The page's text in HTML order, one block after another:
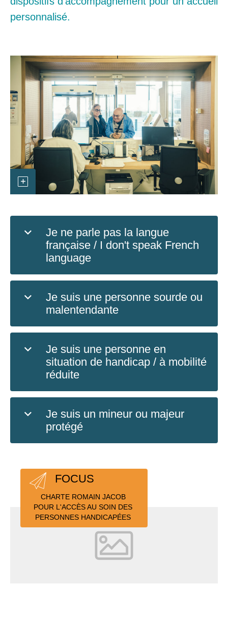
personnalisé.
Je ne parle pas la langue
française / I don't speak French
language
Je suis une personne sourde ou
malentendante
Je suis une personne en
situation de handicap / à mobilité
réduite
Je suis un mineur ou majeur
protégé
FOCUS
CHARTE ROMAIN JACOB
POUR L'ACCÈS AU SOIN DES
PERSONNES HANDICAPÉES